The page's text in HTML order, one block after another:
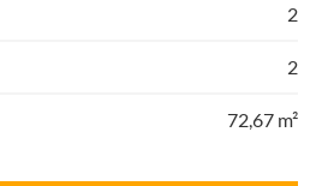
2
2
72,67 m²